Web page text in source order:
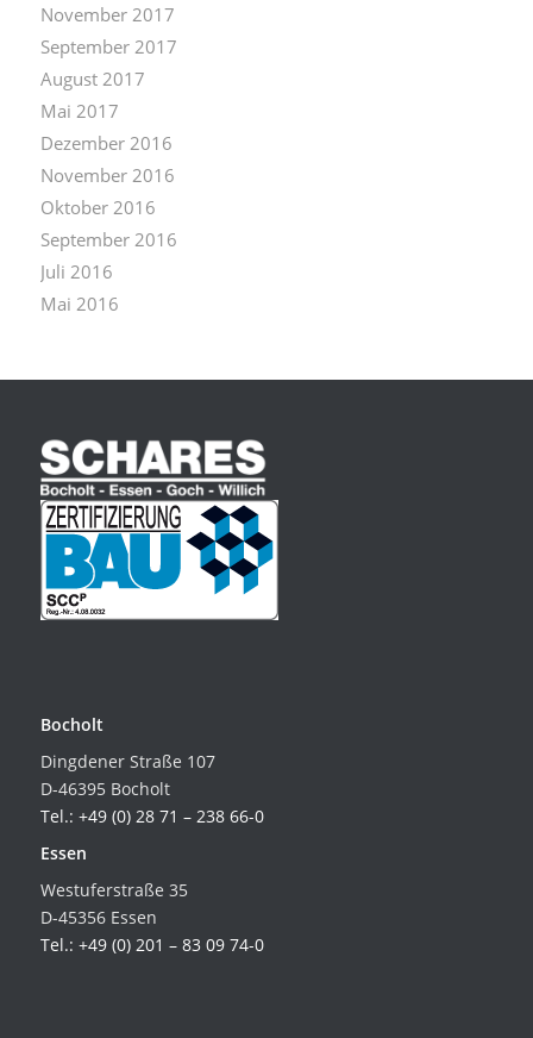
November 2017
September 2017
August 2017
Mai 2017
Dezember 2016
November 2016
Oktober 2016
September 2016
Juli 2016
Mai 2016
Bocholt
Dingdener Straße 107
D-46395 Bocholt
Tel.: +49 (0) 28 71 – 238 66-0
Essen
Westuferstraße 35
D-45356 Essen
Tel.: +49 (0) 201 – 83 09 74-0